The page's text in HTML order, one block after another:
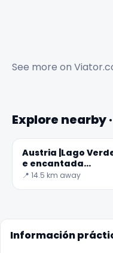
See more on
Explore nearby
Austria |Lago
e encantada
subacuático bosque
📍 14.5 km away
Información